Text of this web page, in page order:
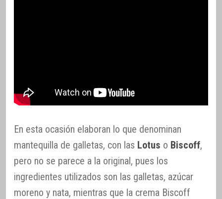
En esta ocasión elaboran lo que denominan
mantequilla de galletas, con las Lotus o Biscoff,
pero no se parece a la original, pues los
ingredientes utilizados son las galletas, azúcar
moreno y nata, mientras que la crema Biscoff